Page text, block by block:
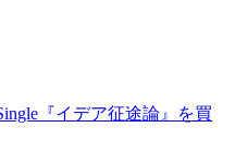
『イデア征途論』を買